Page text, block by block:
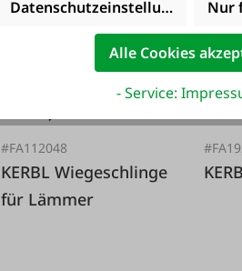
#FA112048
KERBL Wiegeschlinge
für Lämmer
Datenschutzeinstellungen Nur
Alle Cookies
- Service: